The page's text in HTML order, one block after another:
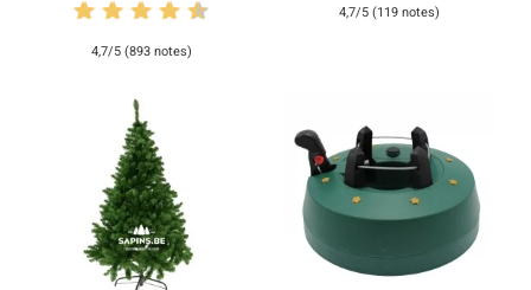
4,7/5 (893 notes)
4,7/5 (119 notes)